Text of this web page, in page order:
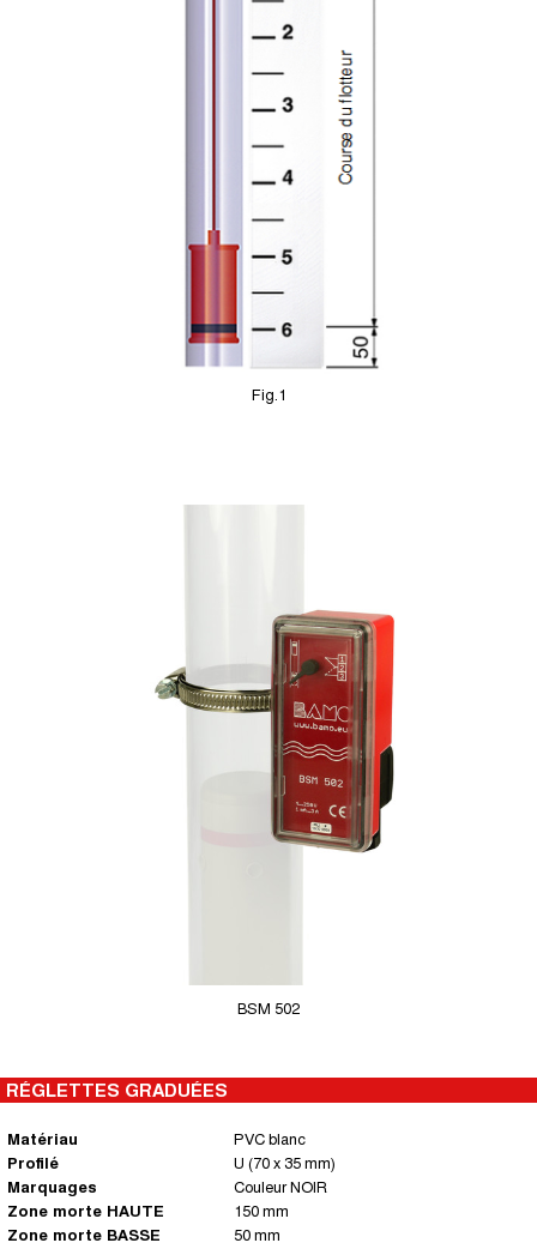
Fig.1
BSM 502
RÉGLETTES GRADUÉES
Matériau
PVC blanc
Profilé
U (70 x 35 mm)
Marquages
Couleur NOIR
Zone morte HAUTE
150 mm
Zone morte BASSE
50 mm